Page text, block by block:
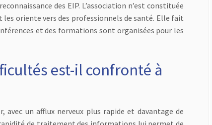
des EIP. L’association n’est constituée
oriente vers des professionnels de santé. Elle fait
et des formations sont organisées pour les
est-il confronté à
avec un afflux nerveux plus rapide et davantage de